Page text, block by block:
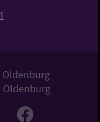
Oldenburg
Oldenburg